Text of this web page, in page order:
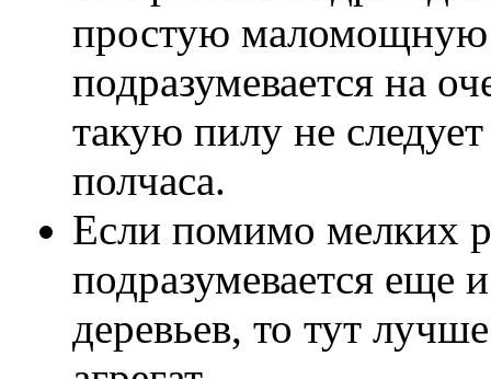
простую маломощную
подразумевается на
такую пилу не
полчаса.
Если помимо мелких
подразумевается еще
деревьев, то тут